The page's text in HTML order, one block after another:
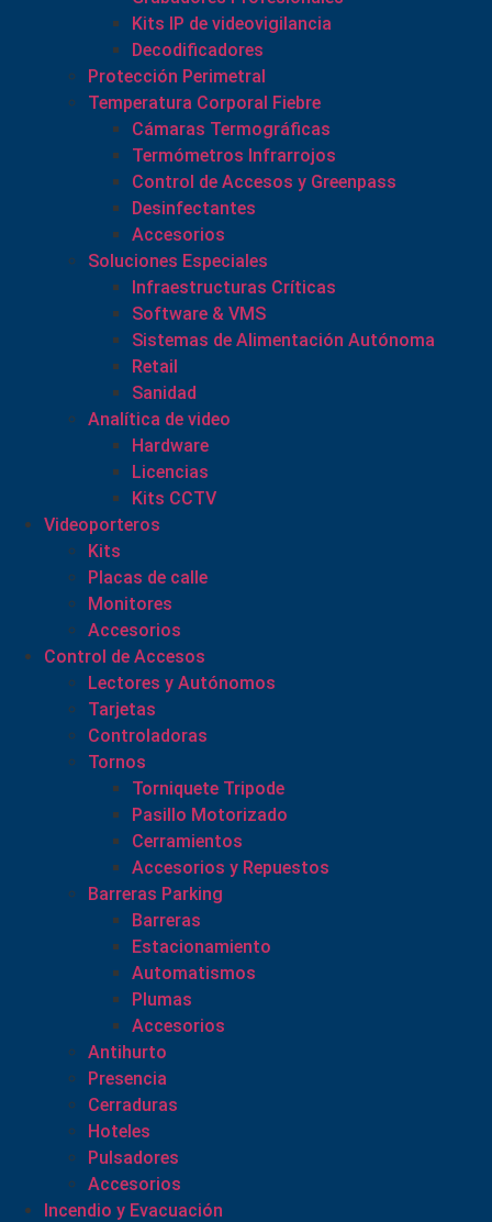
Kits IP de videovigilancia
Decodificadores
Protección Perimetral
Temperatura Corporal Fiebre
Cámaras Termográficas
Termómetros Infrarrojos
Control de Accesos y Greenpass
Desinfectantes
Accesorios
Soluciones Especiales
Infraestructuras Críticas
Software & VMS
Sistemas de Alimentación Autónoma
Retail
Sanidad
Analítica de video
Hardware
Licencias
Kits CCTV
Videoporteros
Kits
Placas de calle
Monitores
Accesorios
Control de Accesos
Lectores y Autónomos
Tarjetas
Controladoras
Tornos
Torniquete Tripode
Pasillo Motorizado
Cerramientos
Accesorios y Repuestos
Barreras Parking
Barreras
Estacionamiento
Automatismos
Plumas
Accesorios
Antihurto
Presencia
Cerraduras
Hoteles
Pulsadores
Accesorios
Incendio y Evacuación